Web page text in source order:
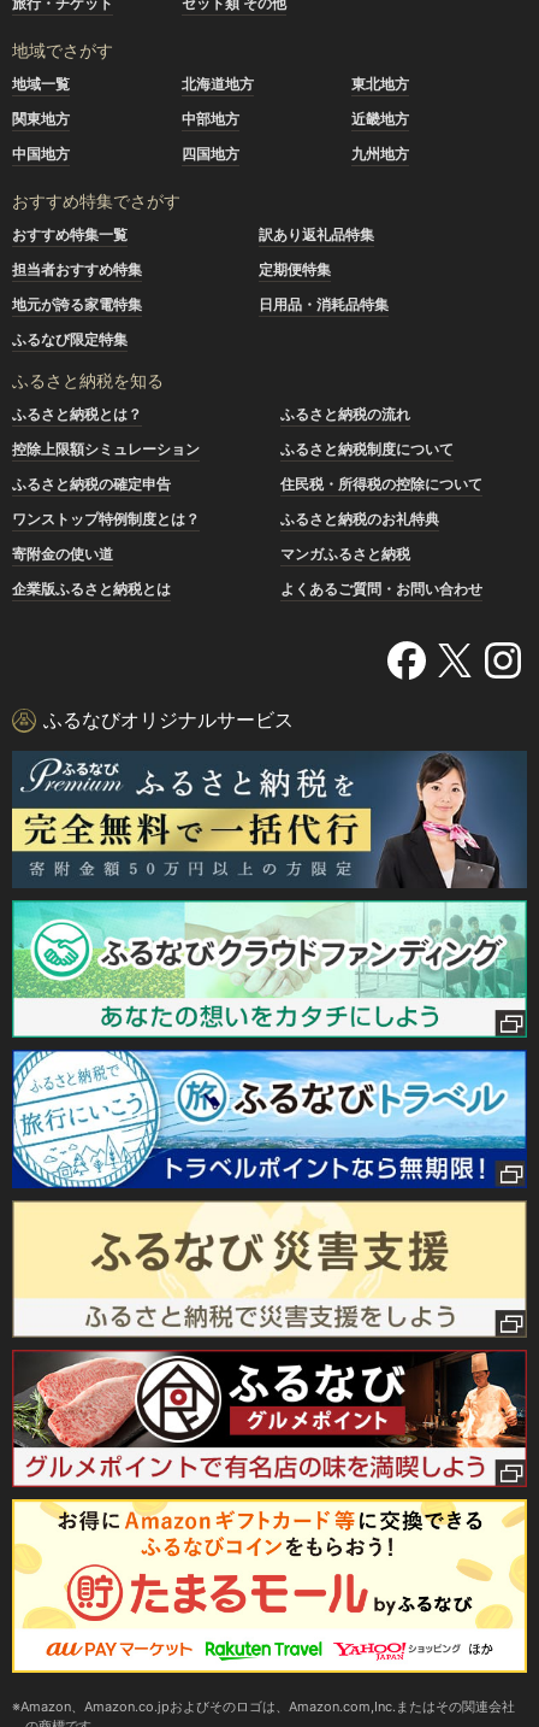
地域でさがす
地域一覧 北海道地方
東北地方
関東地方
中部地方
近畿地方
中国地方
四国地方 九州地方
おすすめ特集でさがす
おすすめ特集一覧
訳あり返礼品特集
担当者おすすめ特集
定期便特集
地元が誇る家電特集
日用品・消耗品特集
ふるなび限定特集
ふるさと納税を知る
ふるさと納税とは？
ふるさと納税の流れ
控除上限額シミュレーション
ふるさと納税制度について
ふるさと納税の確定申告
住民税・所得税の控除について
ワンストップ特例制度とは？
ふるさと納税のお礼特典
寄附金の使い道
マンガふるさと納税
企業版ふるさと納税とは
よくあるご質問・お問い合わせ
ふるなびオリジナルサービス
Amazon、Amazon.co.jpおよびそのロゴは、Amazon.com,Inc.またはその関連会社